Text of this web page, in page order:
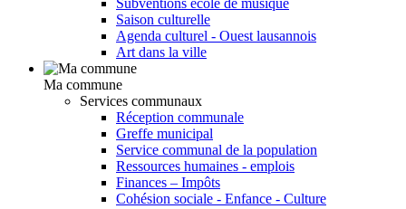
Subventions école de musique
Saison culturelle
Agenda culturel - Ouest lausannois
Art dans la ville
Ma commune
Services communaux
Réception communale
Greffe municipal
Service communal de la population
Ressources humaines - emplois
Finances – Impôts
Cohésion sociale - Enfance - Culture